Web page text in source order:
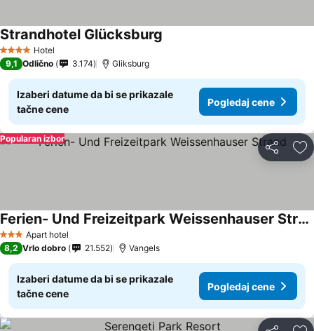
4 ZvezdiceHotel
Strandhotel Glücksburg
9,1 Odlično 3.174 Gliksburg
Izaberi datume da bi se prikazale
tačne cene
Pogledaj cene
Deli
Popularan izbor
3 ZvezdiceApart hotel
Ferien- Und Freizeitpark Weissenhauser Strand
Pogledaj cene
8,2 Vrlo dobro 21.552 Vangels
Izaberi datume da bi se prikazale
tačne cene
Pogledaj cene